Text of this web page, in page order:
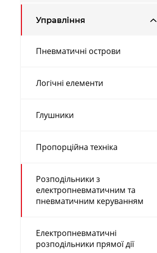
Управління
Пневматичні острови
Логічні елементи
Глушники
Пропорційна техніка
Розподільники з
електропневматичним та
пневматичним керуванням
Електропневматичні
розподільники прямої дії